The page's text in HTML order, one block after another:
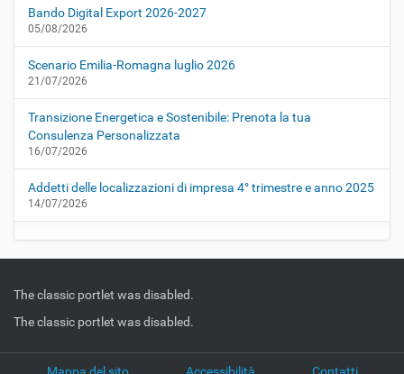
Bando Digital Export 2026-2027
05/08/2026
Scenario Emilia-Romagna luglio 2026
21/07/2026
Transizione Energetica e Sostenibile: Prenota la tua
Consulenza Personalizzata
16/07/2026
Addetti delle localizzazioni di impresa 4° trimestre e anno 2025
14/07/2026
The classic portlet was disabled.
The classic portlet was disabled.